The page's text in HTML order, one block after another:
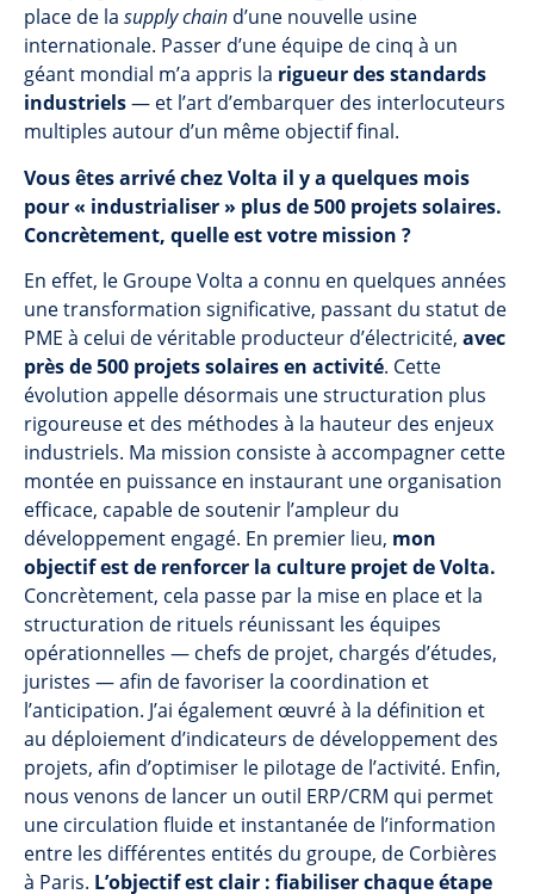
place de la supply chain d’une nouvelle usine
internationale. Passer d’une équipe de cinq à un
géant mondial m’a appris la rigueur des standards
industriels— et l’art d’embarquer des interlocuteurs
multiples autour d’un même objectif final.
Vous êtes arrivé chez Volta il y a quelques mois
pour « industrialiser » plus de 500 projets solaires.
Concrètement, quelle est votre mission ?
En effet, le Groupe Volta a connu en quelques années
une transformation significative, passant du statut de
PME à celui de véritable producteur d’électricité, avec
près de 500 projets solaires en activité. Cette
évolution appelle désormais une structuration plus
rigoureuse et des méthodes à la hauteur des enjeux
industriels. Ma mission consiste à accompagner cette
montée en puissance en instaurant une organisation
efficace, capable de soutenir l’ampleur du
développement engagé. En premier lieu, mon
objectif est de renforcer la culture projet de Volta.
Concrètement, cela passe par la mise en place et la
structuration de rituels réunissant les équipes
opérationnelles — chefs de projet, chargés d’études,
juristes — afin de favoriser la coordination et
l’anticipation. J’ai également œuvré à la définition et
au déploiement d’indicateurs de développement des
projets, afin d’optimiser le pilotage de l’activité. Enfin,
nous venons de lancer un outil ERP/CRM qui permet
une circulation fluide et instantanée de l’information
entre les différentes entités du groupe, de Corbières
à Paris. L’objectif est clair : fiabiliser chaque étape